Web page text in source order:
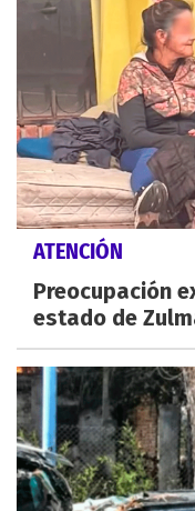
ATENCIÓN
Preocupación
estado de